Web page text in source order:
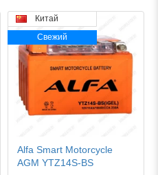
Китай
Свежий
Alfa Smart Motorcycle
AGM YTZ14S-BS